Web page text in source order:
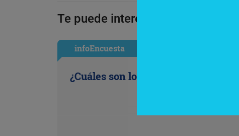
Te puede interesar:
infoEncuesta
¿Cuáles son los antojos de la oficina?